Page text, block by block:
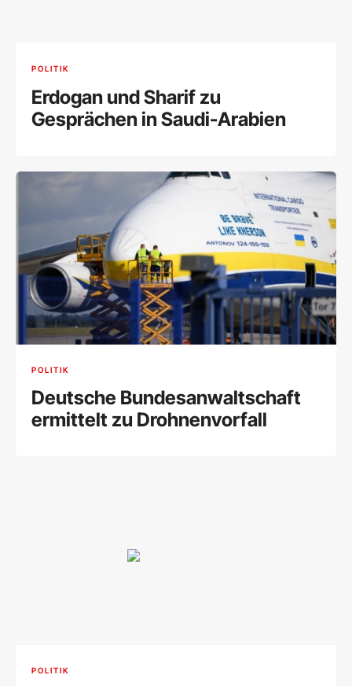
POLITIK
Erdogan und Sharif zu
Gesprächen in Saudi-Arabien
POLITIK
Deutsche Bundesanwaltschaft
ermittelt zu Drohnenvorfall
POLITIK